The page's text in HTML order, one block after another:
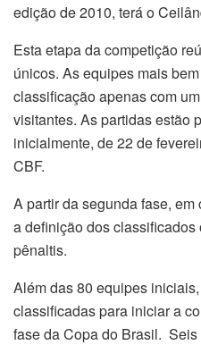
edição de 2010, terá o
Esta etapa da competição
únicos. As equipes mais
classificação apenas com
visitantes. As partidas estão
inicialmente, de 22 de
CBF.
A partir dasegundafase, em
a definição dos
pênaltis.
Além das 80 equipes
classificadas para iniciar a
fase da Copa do Brasil.